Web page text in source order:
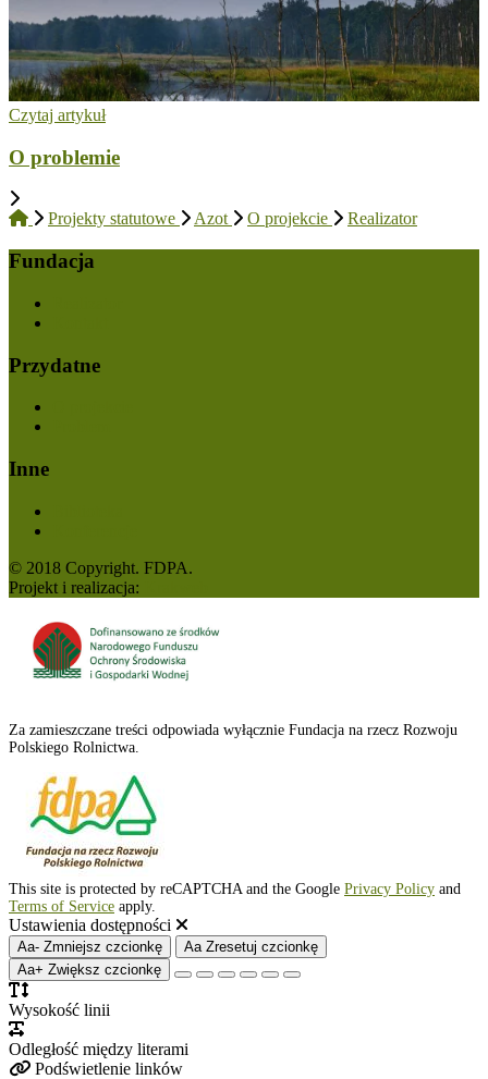
Czytaj artykuł
O problemie
Projekty statutowe Azot O projekcie Realizator
Fundacja
Przydatne
Inne
© 2018 Copyright. FDPA.
Projekt i realizacja:
Za zamieszczane treści odpowiada wyłącznie Fundacja na rzecz Rozwoju
Polskiego Rolnictwa.
This site is protected by reCAPTCHA and the Google Privacy Policy and
Terms of Service apply.
Ustawienia dostępności
Aa- Zmniejsz czcionkę Aa Zresetuj czcionkę
Aa+ Zwiększ czcionkę
Wysokość linii
Odległość między literami
Podświetlenie linków